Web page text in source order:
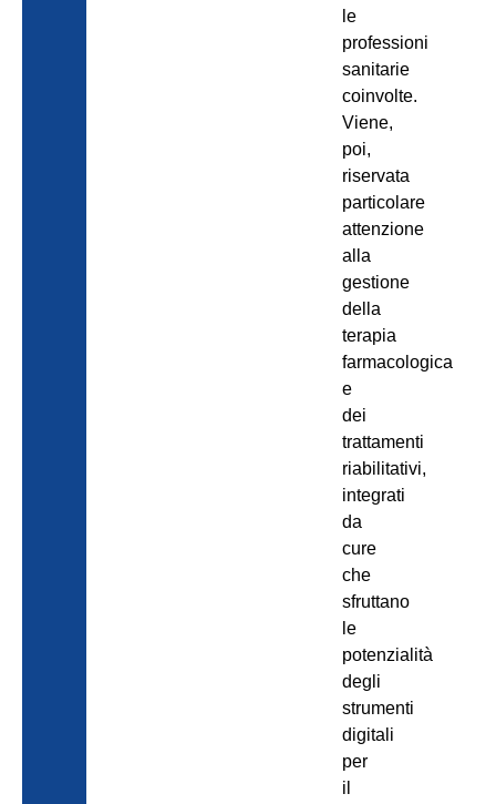
le
professioni
sanitarie
coinvolte.
Viene,
poi,
riservata
particolare
attenzione
alla
gestione
della
terapia
farmacologica
e
dei
trattamenti
riabilitativi,
integrati
da
cure
che
sfruttano
le
potenzialità
degli
strumenti
digitali
per
il